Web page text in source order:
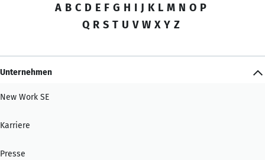
A B C D E F G H I J K L M N O P
Q R S T U V W X Y Z
Unternehmen
New Work SE
Karriere
Presse